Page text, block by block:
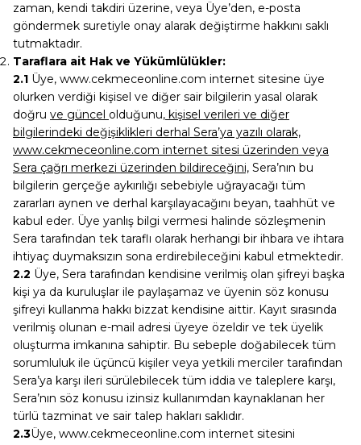
zaman, kendi takdiri üzerine, veya Üye’den, e-posta
göndermek suretiyle onay alarak değiştirme hakkını saklı
tutmaktadır.
Taraflara ait Hak ve Yükümlülükler:
2.1 Üye, www.cekmeceonline.com internet sitesine üye
olurken verdiği kişisel ve diğer sair bilgilerin yasal olarak
doğru ve güncel olduğunu, kişisel verileri ve diğer
bilgilerindeki değişiklikleri derhal Sera’ya yazılı olarak,
www.cekmeceonline.com internet sitesi üzerinden veya
Sera çağrı merkezi üzerinden bildireceğini, Sera’nın bu
bilgilerin gerçeğe aykırılığı sebebiyle uğrayacağı tüm
zararları aynen ve derhal karşılayacağını beyan, taahhüt ve
kabul eder. Üye yanlış bilgi vermesi halinde sözleşmenin
Sera tarafından tek taraflı olarak herhangi bir ihbara ve ihtara
ihtiyaç duymaksızın sona erdirebileceğini kabul etmektedir.
2.2 Üye, Sera tarafından kendisine verilmiş olan şifreyi başka
kişi ya da kuruluşlar ile paylaşamaz ve üyenin söz konusu
şifreyi kullanma hakkı bizzat kendisine aittir. Kayıt sırasında
verilmiş olunan e-mail adresi üyeye özeldir ve tek üyelik
oluşturma imkanına sahiptir. Bu sebeple doğabilecek tüm
sorumluluk ile üçüncü kişiler veya yetkili merciler tarafından
Sera’ya karşı ileri sürülebilecek tüm iddia ve taleplere karşı,
Sera’nın söz konusu izinsiz kullanımdan kaynaklanan her
türlü tazminat ve sair talep hakları saklıdır.
2.3Üye, www.cekmeceonline.com internet sitesini